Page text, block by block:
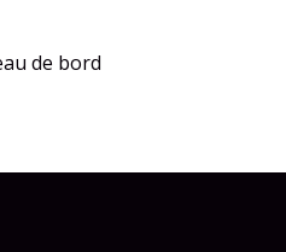
de bord